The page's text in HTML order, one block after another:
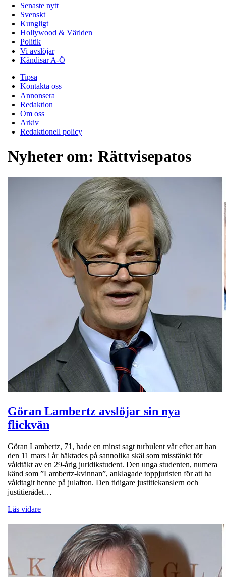
Senaste nytt
Svenskt
Kungligt
Hollywood & Världen
Politik
Vi avslöjar
Kändisar A-Ö
Tipsa
Kontakta oss
Annonsera
Redaktion
Om oss
Arkiv
Redaktionell policy
Nyheter om: Rättvisepatos
Göran Lambertz avslöjar sin nya
flickvän
Göran Lambertz, 71, hade en minst sagt turbulent vår efter att han
den 11 mars i år häktades på sannolika skäl som misstänkt för
våldtäkt av en 29-årig juridikstudent. Den unga studenten, numera
känd som ”Lambertz-kvinnan”, anklagade toppjuristen för att ha
våldtagit henne på julafton. Den tidigare justitiekanslern och
justitierådet…
Läs vidare